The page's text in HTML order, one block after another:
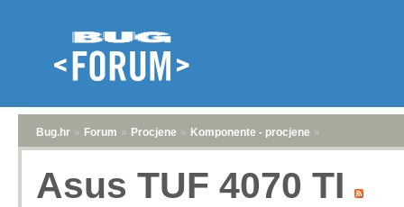
Bug.hr » Forum » Procjene » Komponente - procjene »
Asus TUF 4070 TI